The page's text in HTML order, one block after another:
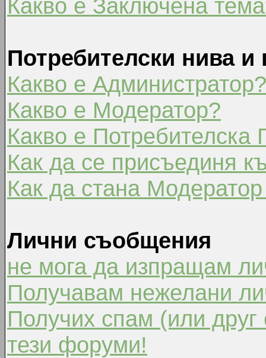
Какво е Заключена
Потребителски нива и
Какво е Администратор?
Какво е Модератор?
Какво е Потребителска
Как да се присъединя
Как да стана
Лични съобщения
не мога да изпращам
Получавам нежелани
Получих спам (или
тези форуми!